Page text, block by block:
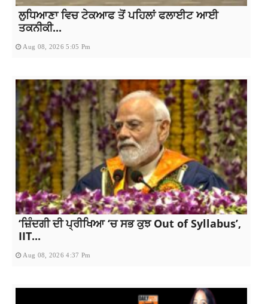
ਲੁਧਿਆਣਾ ਵਿਚ ਟੇਕਆਫ ਤੋਂ ਪਹਿਲਾਂ ਫਲਾਈਟ ਆਈ
ਤਕਨੀਕੀ...
Aug 08, 2026 5:05 Pm
‘ਜ਼ਿੰਦਗੀ ਦੀ ਪ੍ਰੀਖਿਆ ‘ਚ ਸਭ ਕੁਝ Out of Syllabus’,
IIT...
Aug 08, 2026 4:37 Pm